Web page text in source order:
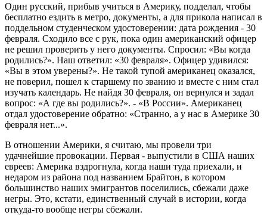
Один русский, прибыв учиться в Америку, подделал, чтобы
бесплатно ездить в метро, документы, а для прикола написал в
поддельном студенческом удостоверении: дата рождения - 30
февраля. Сходило все с рук, пока один американский офицер
не решил проверить у него документы. Спросил: «Вы когда
родились?». Наш ответил: «30 февраля». Офицер удивился:
«Вы в этом уверены?». Не такой тупой американец оказался,
не поверил, пошел к старшему по званию и вместе с ним стал
изучать календарь. Не найдя 30 февраля, он вернулся и задал
вопрос: «А где вы родились?». - «В России». Американец
отдал удостоверение обратно: «Странно, а у нас в Америке 30
февраля нет...».
В отношении Америки, я считаю, мы провели три
удачнейшие провокации. Первая - выпустили в США наших
евреев: Америка вздрогнула, когда наши туда приехали, и
недаром из района под названием Брайтон, в котором
большинство наших эмигрантов поселились, сбежали даже
негры. Это, кстати, единственный случай в истории, когда
откуда-то вообще негры сбежали.